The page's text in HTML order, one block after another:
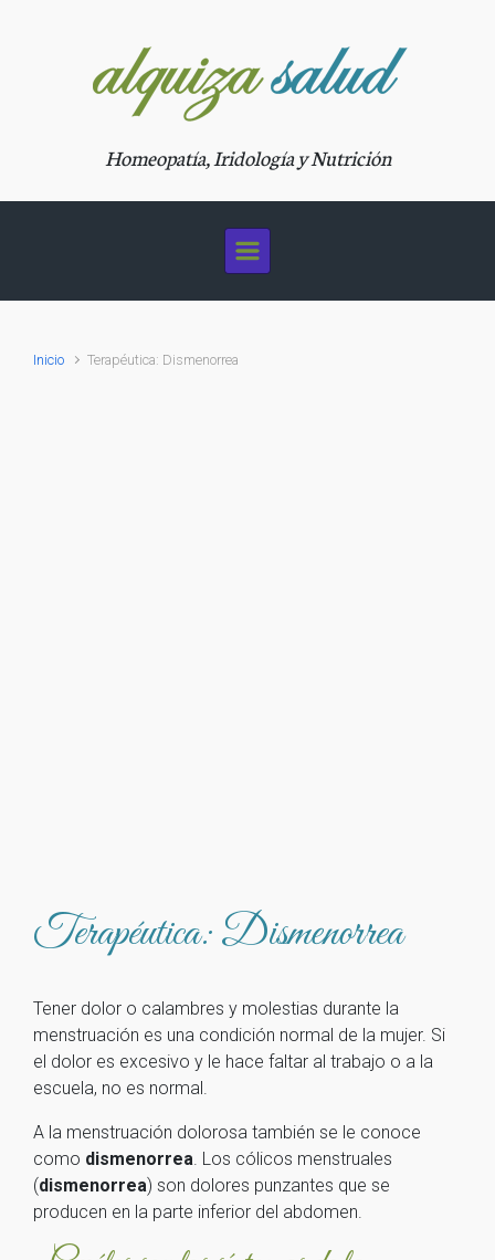
Homeopatía, Iridología y Nutrición
Inicio Terapéutica: Dismenorrea
Terapéutica: Dismenorrea
Tener dolor o calambres y molestias durante la
menstruación es una condición normal de la mujer. Si
el dolor es excesivo y le hace faltar al trabajo o a la
escuela, no es normal.
A la menstruación dolorosa también se le conoce
como dismenorrea. Los cólicos menstruales
(dismenorrea) son dolores punzantes que se
producen en la parte inferior del abdomen.